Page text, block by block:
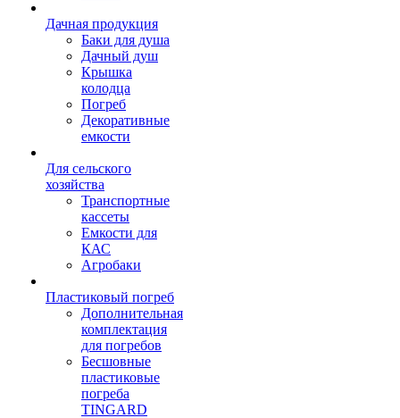
Дачная продукция
Баки для душа
Дачный душ
Крышка
колодца
Погреб
Декоративные
емкости
Для сельского
хозяйства
Транспортные
кассеты
Емкости для
КАС
Агробаки
Пластиковый погреб
Дополнительная
комплектация
для погребов
Бесшовные
пластиковые
погреба
TINGARD